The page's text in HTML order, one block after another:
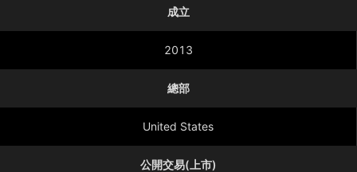
VIP 交易員 (30 天永續與永續，交易量小於 5,000 萬美元)
成立
2013
總部
United States
公開交易(上市)